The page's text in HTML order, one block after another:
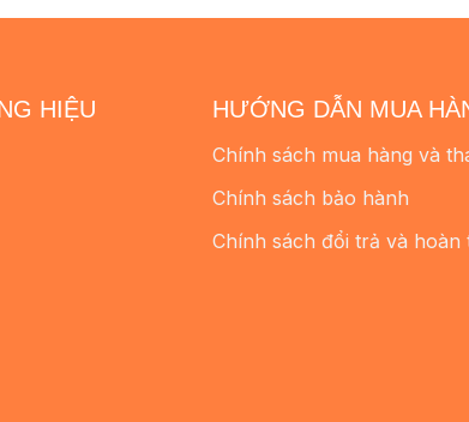
HIỆU HƯỚNG DẪN MUA
Chính sách mua hàng và
Chính sách bảo hành
Chính sách đổi trả và hoàn